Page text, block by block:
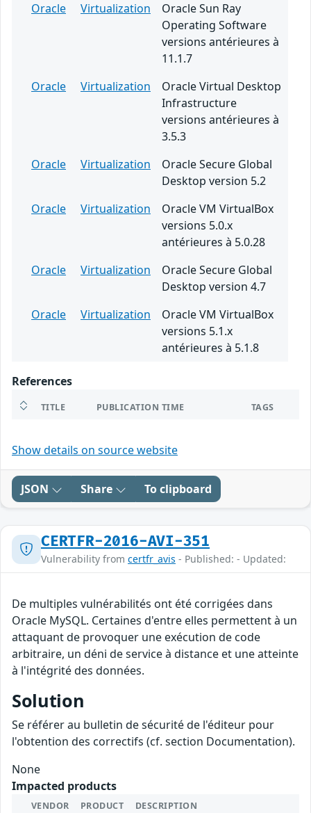
Oracle Virtualization
Oracle Sun Ray
Operating Software
versions antérieures à
11.1.7
Oracle
Virtualization
Oracle Virtual Desktop
Infrastructure
versions antérieures à
3.5.3
Oracle
Virtualization
Oracle Secure Global
Desktop version 5.2
Oracle
Virtualization
Oracle VM VirtualBox
versions 5.0.x
antérieures à 5.0.28
Oracle
Virtualization
Oracle Secure Global
Desktop version 4.7
Oracle
Virtualization
Oracle VM VirtualBox
versions 5.1.x
antérieures à 5.1.8
References
TITLE PUBLICATION TIME TAGS
Show details on source website
JSON Share To clipboard
CERTFR-2016-AVI-351
Vulnerability from certfr_avis - Published: - Updated:
De multiples vulnérabilités ont été corrigées dans
Oracle MySQL. Certaines d'entre elles permettent à un
attaquant de provoquer une exécution de code
arbitraire, un déni de service à distance et une atteinte
à l'intégrité des données.
Solution
Se référer au bulletin de sécurité de l'éditeur pour
l'obtention des correctifs (cf. section Documentation).
None
Impacted products
VENDOR PRODUCT DESCRIPTION